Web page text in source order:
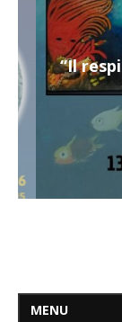
“Il
MENU